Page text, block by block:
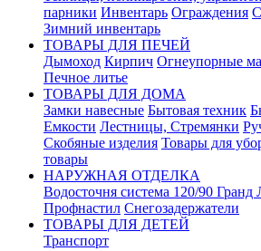
парники Инвентарь Ограждения
Зимний инвентарь
ТОВАРЫ ДЛЯ ПЕЧЕЙ
Дымоход Кирпич Огнеупорные
Печное литье
ТОВАРЫ ДЛЯ ДОМА
Замки навесные Бытовая техник
Емкости Лестницы, Стремянки
Скобяные изделия Товары для
товары
НАРУЖНАЯ ОТДЕЛКА
Водосточня система 120/90 Гранд
Профнастил Снегозадержатели
ТОВАРЫ ДЛЯ ДЕТЕЙ
Транспорт